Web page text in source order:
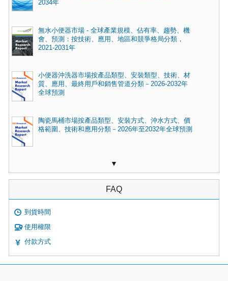
2034年
無水小便器市場 - 全球產業規模、佔有率、趨勢、機
會、預測：按技術、應用、地區和競爭格局分類，
2021-2031年
小便器沖洗器市場按產品類型、安裝類型、技術、材
質、應用、最終用戶和銷售管道分類－2026-2032年
全球預測
陶瓷馬桶市場按產品類型、安裝方式、沖水方式、價
格範圍、技術和應用分類－2026年至2032年全球預測
▼
FAQ
到貨時間
使用權限
付款方式